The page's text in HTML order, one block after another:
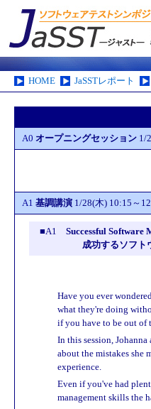
HOME JaSSTレポート
A0 オープニングセッション 1/
A1 基調講演 1/28(木) 10:15～
■A1 Successful Software
成功するソフト
Have you ever
what they're doing
if you have to be out of
In this session,
about the mistakes she
experience.
Even if you've had
management skills the